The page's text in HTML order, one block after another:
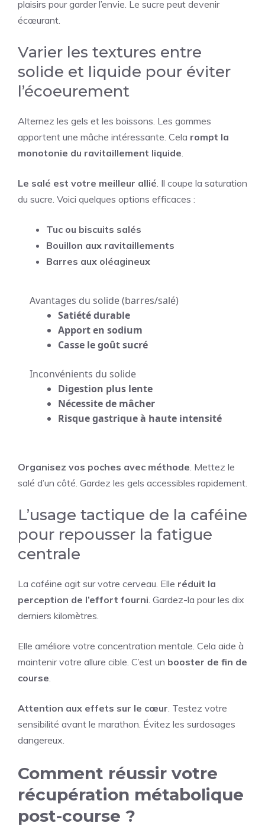
plaisirs pour garder l’envie. Le sucre peut devenir
écœurant.
Varier les textures entre
solide et liquide pour éviter
l’écoeurement
Alternez les gels et les boissons. Les gommes
apportent une mâche intéressante. Cela rompt la
monotonie du ravitaillement liquide.
Le salé est votre meilleur allié. Il coupe la saturation
du sucre. Voici quelques options efficaces :
Tuc ou biscuits salés
Bouillon aux ravitaillements
Barres aux oléagineux
Avantages du solide (barres/salé)
Satiété durable
Apport en sodium
Casse le goût sucré
Inconvénients du solide
Digestion plus lente
Nécessite de mâcher
Risque gastrique à haute intensité
Organisez vos poches avec méthode. Mettez le
salé d’un côté. Gardez les gels accessibles rapidement.
L’usage tactique de la caféine
pour repousser la fatigue
centrale
La caféine agit sur votre cerveau. Elle réduit la
perception de l’effort fourni. Gardez-la pour les dix
derniers kilomètres.
Elle améliore votre concentration mentale. Cela aide à
maintenir votre allure cible. C’est un booster de fin de
course.
Attention aux effets sur le cœur. Testez votre
sensibilité avant le marathon. Évitez les surdosages
dangereux.
Comment réussir votre
récupération métabolique
post-course ?